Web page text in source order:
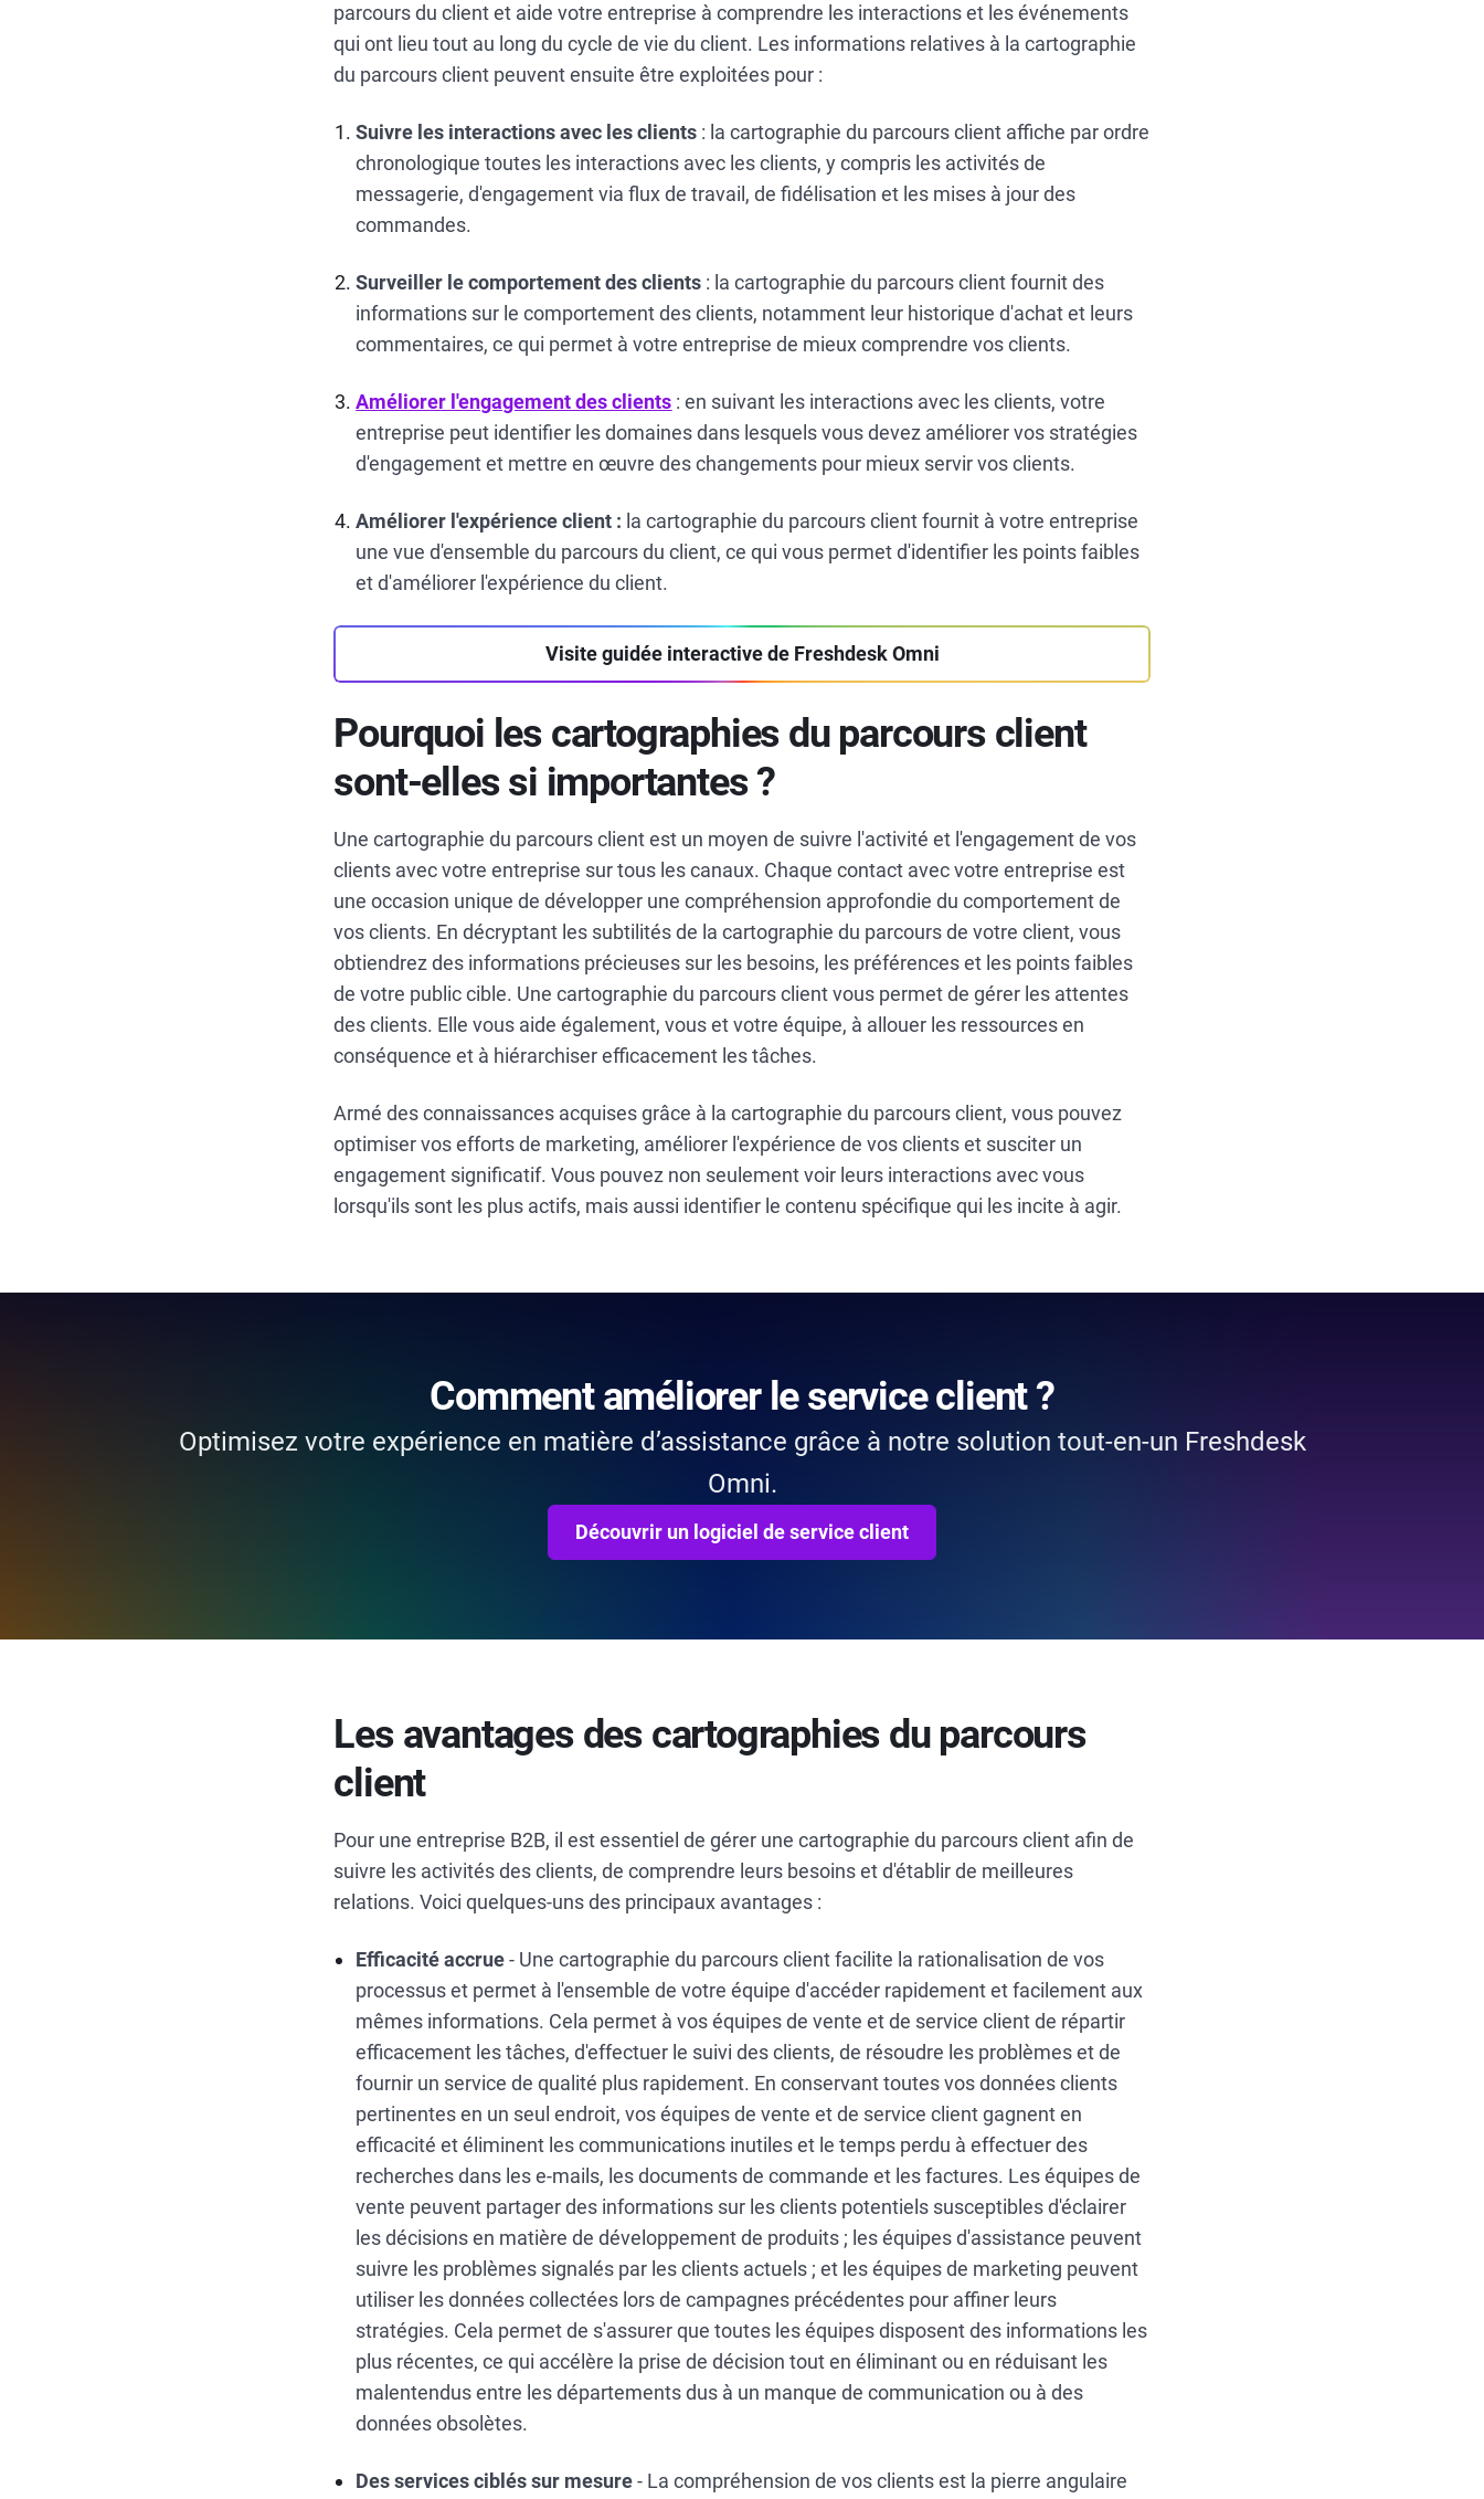
parcours du client et aide votre entreprise à comprendre les interactions et les événements
qui ont lieu tout au long du cycle de vie du client. Les informations relatives à la cartographie
du parcours client peuvent ensuite être exploitées pour :
Suivre les interactions avec les clients : la cartographie du parcours client affiche par ordre
chronologique toutes les interactions avec les clients, y compris les activités de
messagerie, d'engagement via flux de travail, de fidélisation et les mises à jour des
commandes.
Surveiller le comportement des clients : la cartographie du parcours client fournit des
informations sur le comportement des clients, notamment leur historique d'achat et leurs
commentaires, ce qui permet à votre entreprise de mieux comprendre vos clients.
Améliorer l'engagement des clients : en suivant les interactions avec les clients, votre
entreprise peut identifier les domaines dans lesquels vous devez améliorer vos stratégies
d'engagement et mettre en œuvre des changements pour mieux servir vos clients.
Améliorer l'expérience client : la cartographie du parcours client fournit à votre entreprise
une vue d'ensemble du parcours du client, ce qui vous permet d'identifier les points faibles
et d'améliorer l'expérience du client.
Visite guidée interactive de Freshdesk Omni
Pourquoi les cartographies du parcours client
sont-elles si importantes ?
Une cartographie du parcours client est un moyen de suivre l'activité et l'engagement de vos
clients avec votre entreprise sur tous les canaux. Chaque contact avec votre entreprise est
une occasion unique de développer une compréhension approfondie du comportement de
vos clients. En décryptant les subtilités de la cartographie du parcours de votre client, vous
obtiendrez des informations précieuses sur les besoins, les préférences et les points faibles
de votre public cible. Une cartographie du parcours client vous permet de gérer les attentes
des clients. Elle vous aide également, vous et votre équipe, à allouer les ressources en
conséquence et à hiérarchiser efficacement les tâches.
Armé des connaissances acquises grâce à la cartographie du parcours client, vous pouvez
optimiser vos efforts de marketing, améliorer l'expérience de vos clients et susciter un
engagement significatif. Vous pouvez non seulement voir leurs interactions avec vous
lorsqu'ils sont les plus actifs, mais aussi identifier le contenu spécifique qui les incite à agir.
Comment améliorer le service client ?
Optimisez votre expérience en matière d’assistance grâce à notre solution tout-en-un Freshdesk
Omni.
Découvrir un logiciel de service client
Les avantages des cartographies du parcours
client
Pour une entreprise B2B, il est essentiel de gérer une cartographie du parcours client afin de
suivre les activités des clients, de comprendre leurs besoins et d'établir de meilleures
relations. Voici quelques-uns des principaux avantages :
Efficacité accrue- Une cartographie du parcours client facilite la rationalisation de vos
processus et permet à l'ensemble de votre équipe d'accéder rapidement et facilement aux
mêmes informations. Cela permet à vos équipes de vente et de service client de répartir
efficacement les tâches, d'effectuer le suivi des clients, de résoudre les problèmes et de
fournir un service de qualité plus rapidement. En conservant toutes vos données clients
pertinentes en un seul endroit, vos équipes de vente et de service client gagnent en
efficacité et éliminent les communications inutiles et le temps perdu à effectuer des
recherches dans les e-mails, les documents de commande et les factures. Les équipes de
vente peuvent partager des informations sur les clients potentiels susceptibles d'éclairer
les décisions en matière de développement de produits ; les équipes d'assistance peuvent
suivre les problèmes signalés par les clients actuels ; et les équipes de marketing peuvent
utiliser les données collectées lors de campagnes précédentes pour affiner leurs
stratégies. Cela permet de s'assurer que toutes les équipes disposent des informations les
plus récentes, ce qui accélère la prise de décision tout en éliminant ou en réduisant les
malentendus entre les départements dus à un manque de communication ou à des
données obsolètes.
Des services ciblés sur mesure- La compréhension de vos clients est la pierre angulaire